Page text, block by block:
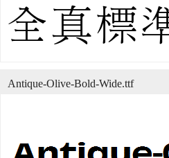
Antique-Olive-Bold-Wide.ttf